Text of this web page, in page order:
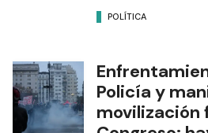
POLÍTICA
Policía y
movilización